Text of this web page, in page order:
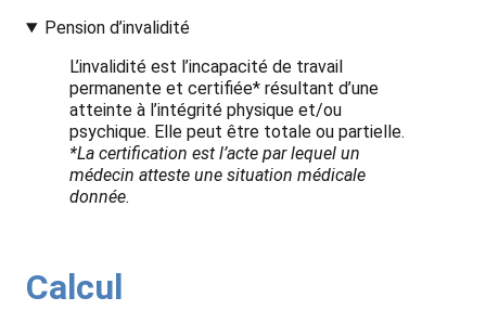
Pension d’invalidité
L’invalidité est l’incapacité de travail
permanente et certifiée* résultant d’une
atteinte à l’intégrité physique et/ou
psychique. Elle peut être totale ou partielle.
*La certification est l’acte par lequel un
médecin atteste une situation médicale
donnée.
Calcul